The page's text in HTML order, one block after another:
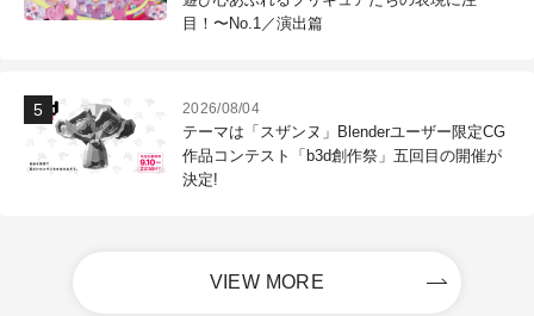
目！〜No.1／演出篇
2026/08/04
テーマは「スザンヌ」Blenderユーザー限定CG
作品コンテスト「b3d創作祭」五回目の開催が
決定!
VIEW MORE